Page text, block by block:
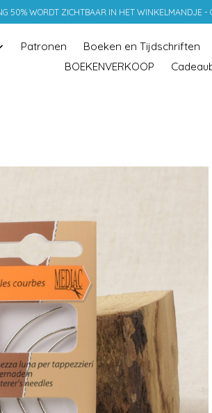
50% WORDT ZICHTBAAR IN HET WINKELMANDJE -
Patronen Boeken en Tijdschriften
BOEKENVERKOOP